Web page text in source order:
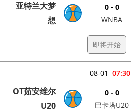
亚特兰大梦
想
0 - 0
WNBA
即将开始
07:30
08-01
OT茹安维尔
U20
0 - 0
巴卡塔U20